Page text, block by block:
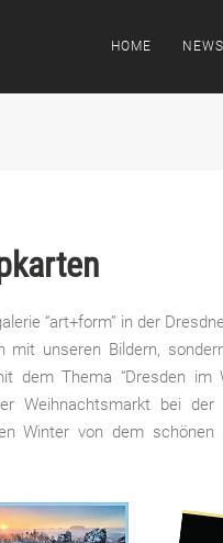
HOME NEWS
“art+form” in der
mit unseren Bildern,
dem Thema “Dresden im
Weihnachtsmarkt bei
Winter von dem schönen